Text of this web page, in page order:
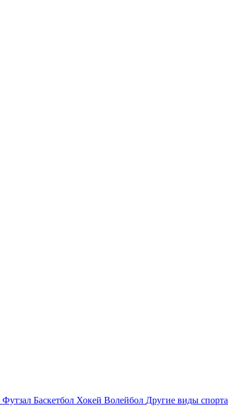
Футзал Баскетбол Хокей Волейбол Другие виды спорта